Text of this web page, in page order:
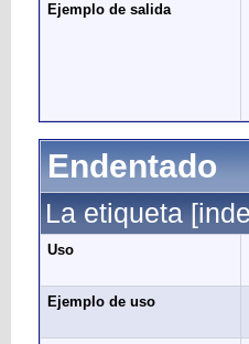
Ejemplo de salida
Endentado
La etiqueta
Uso
Ejemplo de uso